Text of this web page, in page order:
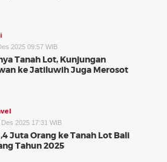
2025 09:57 WIB
Tanah Lot, Kunjungan
ke Jatiluwih Juga Merosot
Des 2025 17:31 WIB
Juta Orang ke Tanah Lot Bali
Tahun 2025